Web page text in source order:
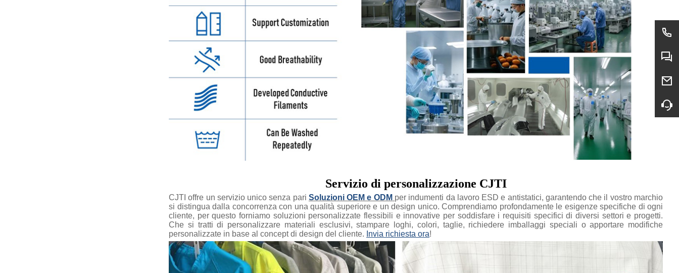
Servizio di personalizzazione CJTI
CJTI offre un servizio unico senza pari Soluzioni OEM e ODM per indumenti da lavoro ESD e antistatici, garantendo che il vostro marchio
si distingua dalla concorrenza con una qualità superiore e un design unico. Comprendiamo profondamente le esigenze specifiche di ogni
cliente, per questo forniamo soluzioni personalizzate flessibili e innovative per soddisfare i requisiti specifici di diversi settori e progetti.
Che si tratti di personalizzare materiali esclusivi, stampare loghi, colori, taglie, richiedere imballaggi speciali o apportare modifiche
personalizzate in base al concept di design del cliente. Invia richiesta ora!